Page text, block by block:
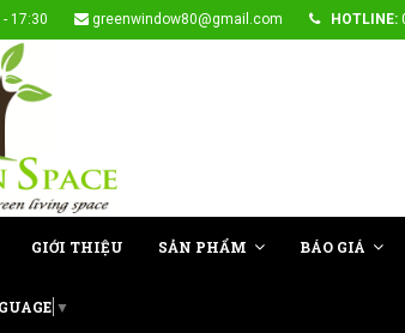
- 17:30 greenwindow80@gmail.com HOTLINE:
GIỚI THIỆU SẢN PHẨM BÁO GIÁ
▼